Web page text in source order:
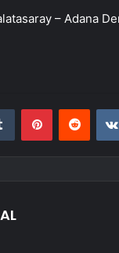
– Adana
Tumblr Pinterest